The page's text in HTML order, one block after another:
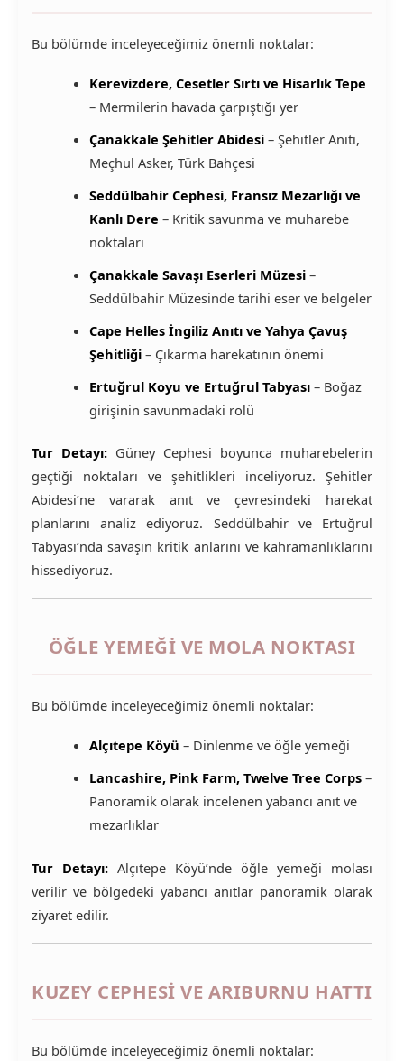
Bu bölümde inceleyeceğimiz önemli noktalar:
Kerevizdere, Cesetler Sırtı ve Hisarlık Tepe
– Mermilerin havada çarpıştığı yer
Çanakkale Şehitler Abidesi– Şehitler Anıtı,
Meçhul Asker, Türk Bahçesi
Seddülbahir Cephesi, Fransız Mezarlığı ve
Kanlı Dere – Kritik savunma ve muharebe
noktaları
Çanakkale Savaşı Eserleri Müzesi–
Seddülbahir Müzesinde tarihi eser ve belgeler
Cape Helles İngiliz Anıtı ve Yahya Çavuş
Şehitliği– Çıkarma harekatının önemi
Ertuğrul Koyu ve Ertuğrul Tabyası– Boğaz
girişinin savunmadaki rolü
Tur Detayı: Güney Cephesi boyunca muharebelerin
geçtiği noktaları ve şehitlikleri inceliyoruz. Şehitler
Abidesi’ne vararak anıt ve çevresindeki harekat
planlarını analiz ediyoruz. Seddülbahir ve Ertuğrul
Tabyası’nda savaşın kritik anlarını ve kahramanlıklarını
hissediyoruz.
ÖĞLE YEMEĞI VE MOLA NOKTASI
Bu bölümde inceleyeceğimiz önemli noktalar:
Alçıtepe Köyü – Dinlenme ve öğle yemeği
Lancashire, Pink Farm, Twelve Tree Corps–
Panoramik olarak incelenen yabancı anıt ve
mezarlıklar
Tur Detayı: Alçıtepe Köyü’nde öğle yemeği molası
verilir ve bölgedeki yabancı anıtlar panoramik olarak
ziyaret edilir.
KUZEY CEPHESI VE ARIBURNU HATTI
Bu bölümde inceleyeceğimiz önemli noktalar: